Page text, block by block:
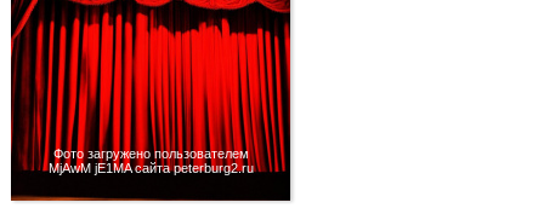
Фото загружено пользователем
MjAwM jE1MA сайта peterburg2.ru